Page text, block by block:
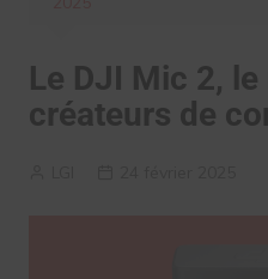
Le DJI Mic 2,
créateurs de